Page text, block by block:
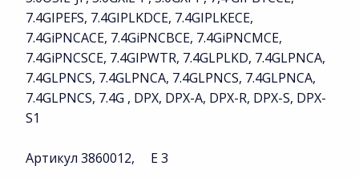
7.4GIPEFS, 7.4GIPLKDCE, 7.4GIPLKECE,
7.4GiPNCACE, 7.4GiPNCBCE, 7.4GiPNCMCE,
7.4GiPNCSCE, 7.4GIPWTR, 7.4GLPLKD, 7.4GLPNCA,
7.4GLPNCS, 7.4GLPNCA, 7.4GLPNCS, 7.4GLPNCA,
7.4GLPNCS, 7.4G , DPX, DPX-A, DPX-R, DPX-S, DPX-
S1
Артикул 3860012, E 3